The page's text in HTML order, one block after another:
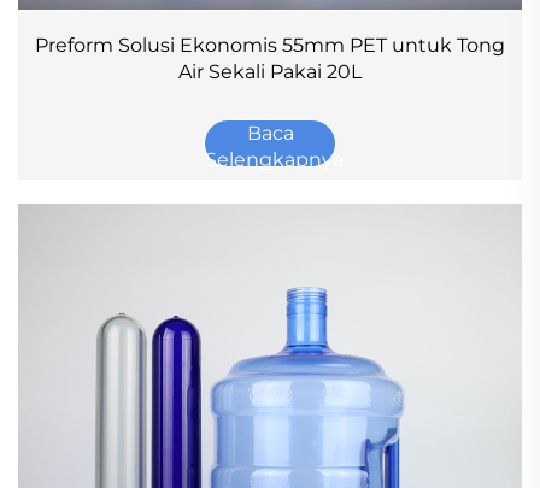
Preform Solusi Ekonomis 55mm PET untuk Tong
Air Sekali Pakai 20L
Baca
Selengkapnya